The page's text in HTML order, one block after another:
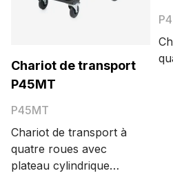
Chariot de transport
P45MT
P45MT
Chariot de transport à
quatre roues avec
plateau cylindrique